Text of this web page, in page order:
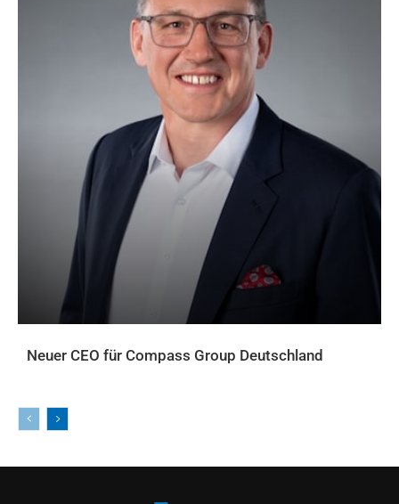
Neuer CEO für Compass Group Deutschland